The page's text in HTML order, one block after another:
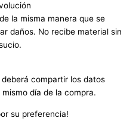
la misma manera que se
daños. No recibe material sin
compartir los datos
día de la compra.
su preferencia!